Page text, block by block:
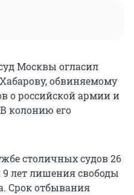
Москвы огласил
обвиняемому
о российской армии и
колонию его
столичных судов 26
лет лишения свободы
Срок отбывания